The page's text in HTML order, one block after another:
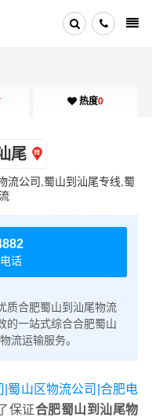
热度0
尾
流公司,蜀山到汕尾专线,蜀
话
质合肥蜀山到汕尾物流
的一站式综合合肥蜀山
流运输服务。
|蜀山区物流公司|合肥电
保证合肥蜀山到汕尾物